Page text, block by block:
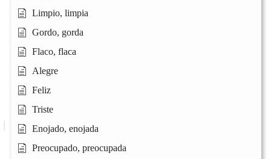
Limpio, limpia
Gordo, gorda
Flaco, flaca
Alegre
Feliz
Triste
Enojado, enojada
Preocupado, preocupada